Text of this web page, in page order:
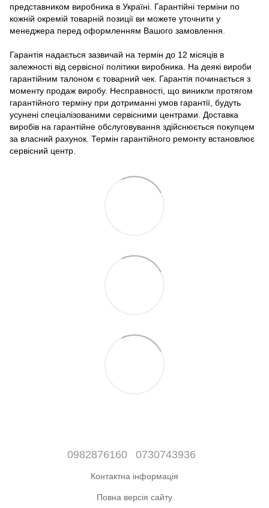
представником виробника в Україні. Гарантійні терміни по
кожній окремій товарній позиції ви можете уточнити у
менеджера перед оформленням Вашого замовлення.
Гарантія надається зазвичай на термін до 12 місяців в
залежності від сервісної політики виробника. На деякі вироби
гарантійним талоном є товарний чек. Гарантія починається з
моменту продаж виробу. Несправності, що виникли протягом
гарантійного терміну при дотриманні умов гарантії, будуть
усунені спеціалізованими сервісними центрами. Доставка
виробів на гарантійне обслуговування здійснюється покупцем
за власний рахунок. Термін гарантійного ремонту встановлює
сервісний центр.
0982876160 0730743936
Контактна інформація
Повна версія сайту